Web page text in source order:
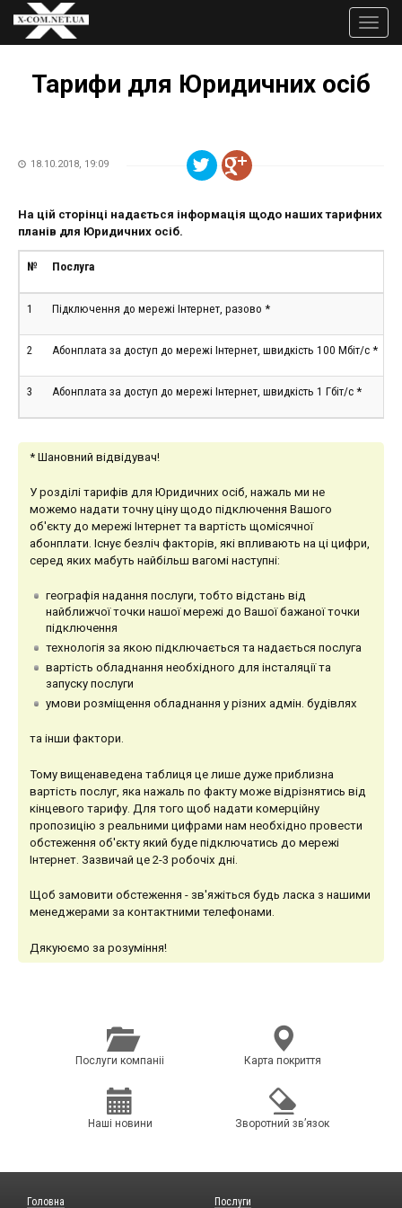
Перейти
основного
Toggle
Тарифи для Юридичних осіб
18.10.2018, 19:09
На цій сторінці надається інформація щодо наших тарифних
планів для Юридичних осіб.
№ Послуга
1 Підключення до мережі Інтернет, разово *
2 Абонплата за доступ до мережі Інтернет, швидкість 100 Мбіт/с *
3 Абонплата за доступ до мережі Інтернет, швидкість 1 Гбіт/с *
* Шановний відвідувач!
У розділі тарифів для Юридичних осіб, нажаль ми не
можемо надати точну ціну щодо підключення Вашого
об'єкту до мережі Інтернет та вартість щомісячної
абонплати. Існує безліч факторів, які впливають на ці цифри,
серед яких мабуть найбільш вагомі наступні:
географія надання послуги, тобто відстань від
найближчої точки нашої мережі до Вашої бажаної точки
підключення
технологія за якою підключається та надається послуга
вартість обладнання необхідного для інсталяції та
запуску послуги
умови розміщення обладнання у різних адмін. будівлях
та інши фактори.
Тому вищенаведена таблиця це лише дуже приблизна
вартість послуг, яка нажаль по факту може відрізнятись від
кінцевого тарифу. Для того щоб надати комерційну
пропозицію з реальними цифрами нам необхідно провести
обстеження об'єкту який буде підключатись до мережі
Інтернет. Зазвичай це 2-3 робочіх дні.
Щоб замовити обстеження - зв'яжіться будь ласка з нашими
менеджерами за контактними телефонами.
Дякуюємо за розуміння!
Послуги компанii Карта покриття
Нашi новини Зворотний зв’язок
Головна Послуги